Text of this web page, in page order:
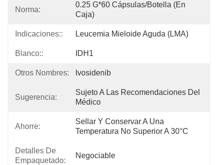
Norma:
0.25 G*60 Cápsulas/botella (en
Caja)
Indicaciones:: Leucemia Mieloide Aguda (LMA)
Blanco:: IDH1
Otros Nombres: Ivosidenib
Sugerencia:
Sujeto A Las Recomendaciones Del
Médico
Ahorre:
Sellar Y Conservar A Una
Temperatura No Superior A 30°C
Detalles De
Empaquetado:
Negociable